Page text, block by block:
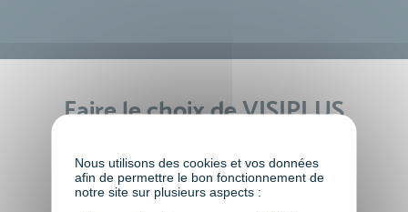
Faire le choix de VISIPLUS
Nous utilisons des cookies et vos données
afin de permettre le bon fonctionnement de
notre site sur plusieurs aspects :